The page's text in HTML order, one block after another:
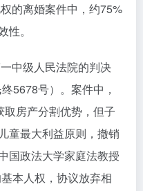
的离婚案件中，约75%
。
中级人民法院的判决
5678号）。案件中，
取房产分割优势，但子
童最大利益原则，撤销
国政法大学家庭法教授
本人权，协议放弃相